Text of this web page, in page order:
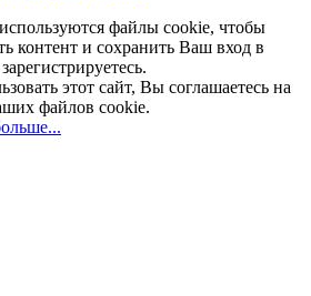
файлы cookie, чтобы
контент и сохранить Ваш вход в
этот сайт, Вы соглашаетесь на
файлов cookie.